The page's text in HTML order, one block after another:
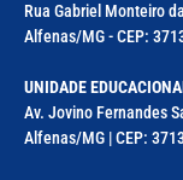
Rua Gabriel Monteiro
Alfenas/MG - CEP:
UNIDADE
Av. Jovino Fernandes
Alfenas/MG | CEP: